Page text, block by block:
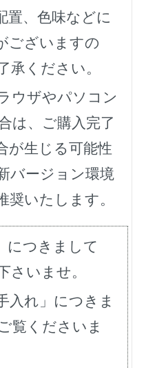
置、色味などに
ございますの
承ください。
ウザやパソコン
は、ご購入完了
が生じる可能性
バージョン環境
奨いたします。
につきまして
さいませ。
入れ」につきま
覧くださいま